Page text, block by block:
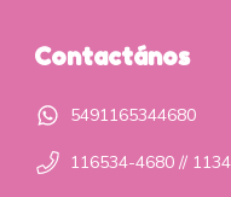
Contactános
5491165344680
116534-4680 //